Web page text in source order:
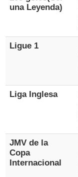
una Leyenda)
Ligue 1
Liga Inglesa
JMV de la
Copa
Internacional